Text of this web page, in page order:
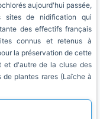
aujourd'hui passée,
sites de nidification qui
des effectifs français
connus et retenus à
la préservation de cette
et d'autre de la cluse des
de plantes rares (Laîche à